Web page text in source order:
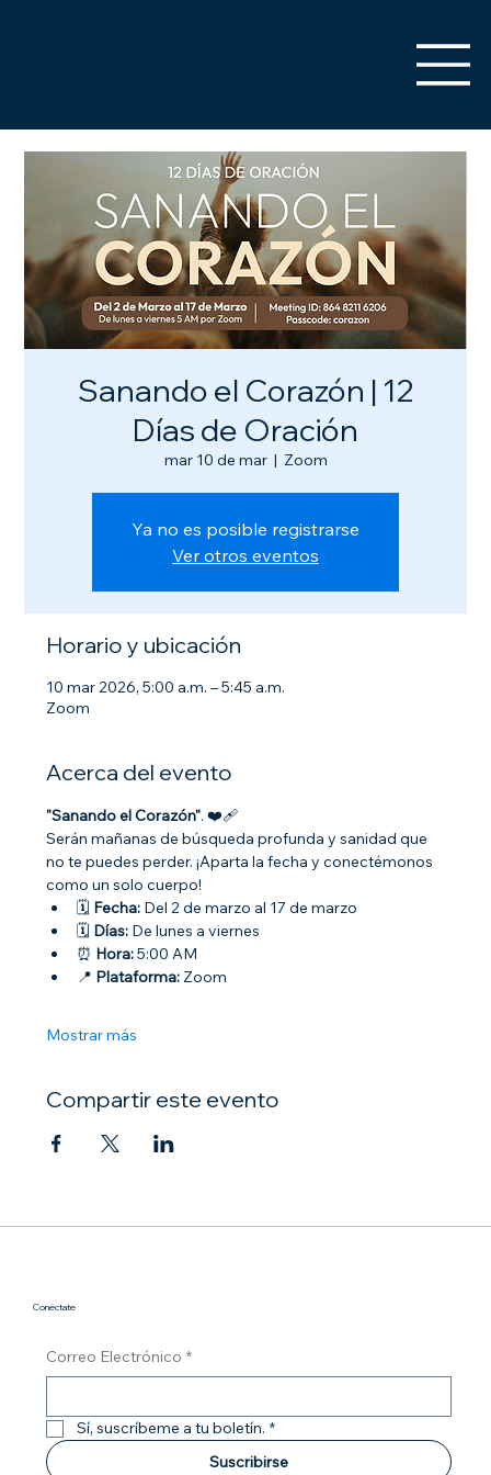
Sanando el Corazón | 12
Días de Oración
mar 10 de mar
  |
Zoom
Ya no es posible registrarse
Ver otros eventos
Horario y ubicación
10 mar 2026, 5:00 a.m. – 5:45 a.m.
Zoom
Acerca del evento
"Sanando el Corazón". ❤️‍🩹
Serán mañanas de búsqueda profunda y sanidad que
no te puedes perder. ¡Aparta la fecha y conectémonos
como un solo cuerpo!
🗓 Fecha: Del 2 de marzo al 17 de marzo
🗓 Días: De lunes a viernes
⏰ Hora: 5:00 AM
📍 Plataforma: Zoom
Mostrar más
Compartir este evento
Conéctate
Correo Electrónico *
Sí, suscríbeme a tu boletín. *
Suscribirse